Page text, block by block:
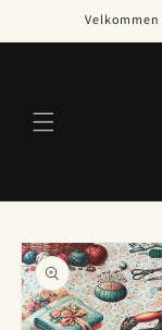
innholdet
til